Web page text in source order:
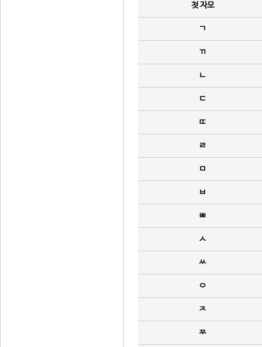
첫 자모
ㄱ
ㄲ
ㄴ
ㄷ
ㄸ
ㄹ
ㅁ
ㅂ
ㅃ
ㅅ
ㅆ
ㅇ
ㅈ
ㅉ